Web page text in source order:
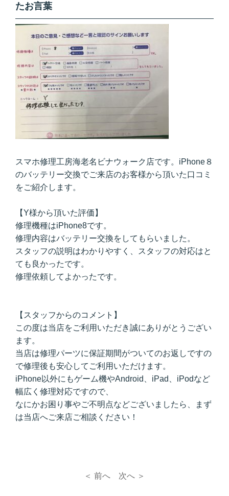
たお言葉
スマホ修理工房海老名ビナウォーク店です。iPhone８
のバッテリー交換でご来店のお客様から頂いた口コミ
をご紹介します。
【Y様から頂いた評価】
修理機種はiPhone8です。
修理内容はバッテリー交換をしてもらいました。
スタッフの説明はわかりやすく、スタッフの対応はと
ても良かったです。
修理依頼してよかったです。
【スタッフからのコメント】
この度は当店をご利用いただき誠にありがとうござい
ます。
当店は修理パーツに保証期間がついてのお返しですの
で修理後も安心してご利用いただけます。
iPhone以外にもゲーム機やAndroid、iPad、iPodなど
幅広く修理対応ですので、
なにかお困り事やご不明点などございましたら、まず
は当店へご来店ご相談ください！
＜ 前へ 次へ ＞